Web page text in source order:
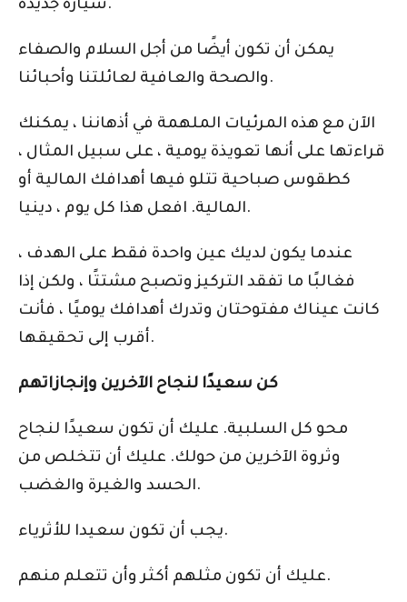
سيارة جديدة.
يمكن أن تكون أيضًا من أجل السلام والصفاء
والصحة والعافية لعائلتنا وأحبائنا.
الآن مع هذه المرئيات الملهمة في أذهاننا ، يمكنك
قراءتها على أنها تعويذة يومية ، على سبيل المثال ،
كطقوس صباحية تتلو فيها أهدافك المالية أو
المالية. افعل هذا كل يوم ، دينيا.
عندما يكون لديك عين واحدة فقط على الهدف ،
فغالبًا ما تفقد التركيز وتصبح مشتتًا ، ولكن إذا
كانت عيناك مفتوحتان وتدرك أهدافك يوميًا ، فأنت
أقرب إلى تحقيقها.
كن سعيدًا لنجاح الآخرين وإنجازاتهم
محو كل السلبية. عليك أن تكون سعيدًا لنجاح
وثروة الآخرين من حولك. عليك أن تتخلص من
الحسد والغيرة والغضب.
يجب أن تكون سعيدا للأثرياء.
عليك أن تكون مثلهم أكثر وأن تتعلم منهم.